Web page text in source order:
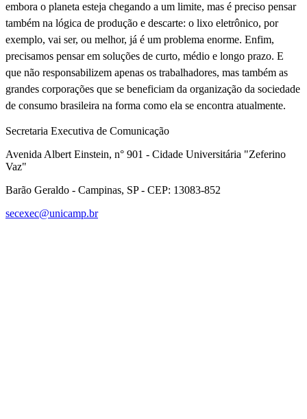
embora o planeta esteja chegando a um limite, mas é preciso pensar
também na lógica de produção e descarte: o lixo eletrônico, por
exemplo, vai ser, ou melhor, já é um problema enorme. Enfim,
precisamos pensar em soluções de curto, médio e longo prazo. E
que não responsabilizem apenas os trabalhadores, mas também as
grandes corporações que se beneficiam da organização da sociedade
de consumo brasileira na forma como ela se encontra atualmente.
Secretaria Executiva de Comunicação
Avenida Albert Einstein, n° 901 - Cidade Universitária "Zeferino
Vaz"
Barão Geraldo - Campinas, SP - CEP: 13083-852
secexec@unicamp.br